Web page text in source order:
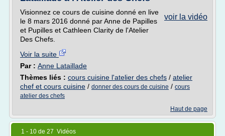
voir la vidéo
Visionnez ce cours de cuisine donné en live
le 8 mars 2016 donné par Anne de Papilles
et Pupilles et Cathleen Clarity de l'Atelier
Des Chefs.
Voir la suite
Par : Anne Lataillade
Thèmes liés : cours cuisine l'atelier des chefs / atelier
chef et cours cuisine / donner des cours de cuisine / cours
atelier des chefs
Haut de page
1 - 10 de 27 Vidéos